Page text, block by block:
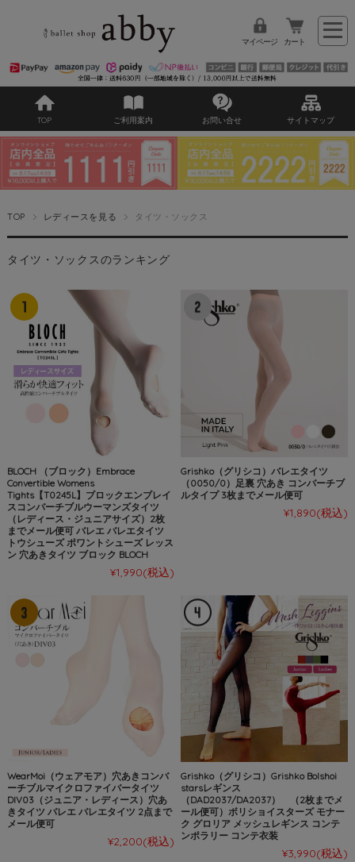
マイページ カート
TOP ご利用案内 お問い合せ サイトマップ
TOP レディースを見る タイツ・ソックス
タイツ・ソックスのランキング
BLOCH （ブロック）Embrace
Convertible Womens
Tights【T0245L】ブロックエンブレイ
スコンバーチブルウーマンズタイツ
（レディース・ジュニアサイズ）2枚
までメール便可 バレエ バレエタイツ
トウシューズ ポワントシューズ レッス
ン 穴あきタイツ ブロック BLOCH
¥1,990(税込)
Grishko（グリシコ）バレエタイツ
（0050/0）足裏 穴あき コンバーチブ
ルタイプ 3枚までメール便可
¥1,890(税込)
WearMoi（ウェアモア）穴あきコンバ
ーチブルマイクロファイバータイツ
DIV03（ジュニア・レディース）穴あ
きタイツ バレエ バレエタイツ 2点まで
メール便可
¥2,200(税込)
Grishko（グリシコ）Grishko Bolshoi
starsレギンス
（DAD2037/DA2037） （2枚までメ
ール便可）ボリショイスターズ モナー
ク グロリア メッシュレギンス コンテ
ンポラリー コンテ衣装
¥3,990(税込)